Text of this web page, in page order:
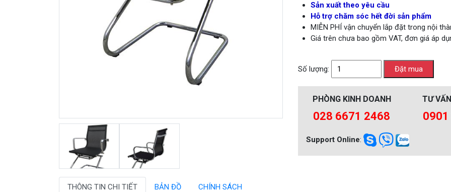
Sản xuất theo yêu cầu
Hỗ trợ chăm sóc hết đời sản phẩm
MIỄN PHÍ vận chuyển lắp đặt trong nội
Giá trên chưa bao gồm VAT, đơn giá áp
Số lượng:
PHÒNG KINH DOANH
028 6671 2468
TƯ
Support Online:
THÔNG TIN CHI TIẾT BẢN ĐỒ CHÍNH SÁCH